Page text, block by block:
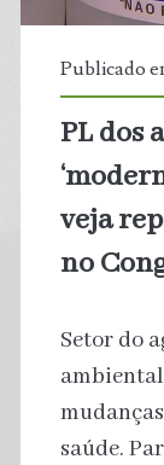
Publicado
PL dos
veja
no
Setor do
saúde.